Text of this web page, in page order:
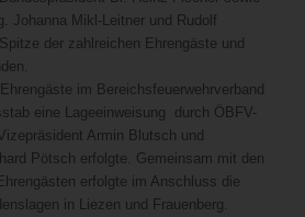
Johanna Mikl-Leitner und Rudolf
der zahlreichen Ehrengäste und
im Bereichsfeuerwehrverband
eine Lageeinweisung durch ÖBFV-
Armin Blutsch und
Pötsch erfolgte. Gemeinsam mit den
erfolgte im Anschluss die
in Liezen und Frauenberg.